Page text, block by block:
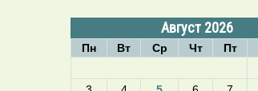
Август 2026
Пн Вт Ср Чт Пт